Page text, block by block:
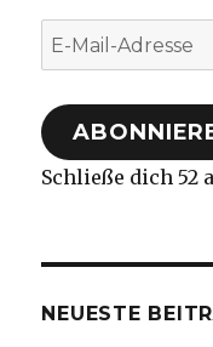
E-
Mail-
Adresse
Schließe dich 52
NEUESTE